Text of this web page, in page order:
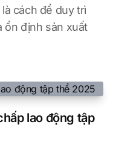
cách để duy trì
ổn định sản xuất
lao động tập